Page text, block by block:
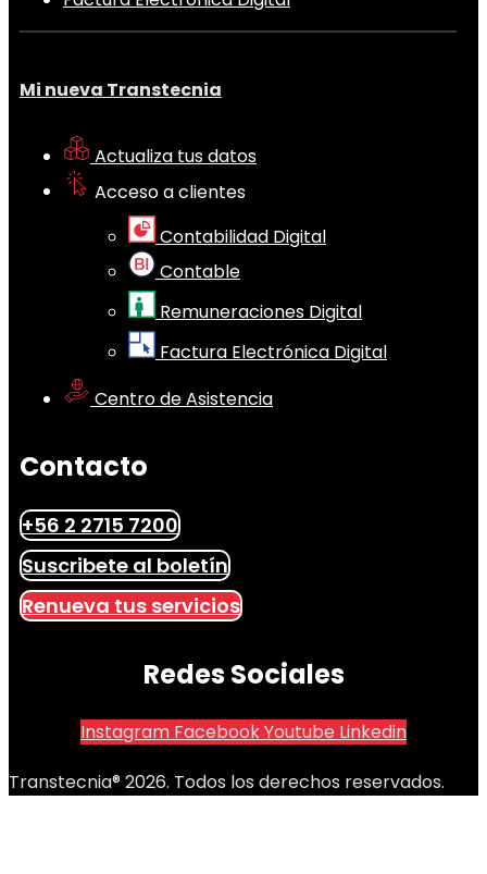
Mi nueva Transtecnia
Actualiza tus datos
Acceso a clientes
Contabilidad Digital
Contable
Remuneraciones Digital
Factura Electrónica Digital
Centro de Asistencia
Contacto
+56 2 2715 7200
Suscribete al boletín
Renueva tus servicios
Redes Sociales
Instagram FacebookYoutube Linkedin
Transtecnia® 2026. Todos los derechos reservados.